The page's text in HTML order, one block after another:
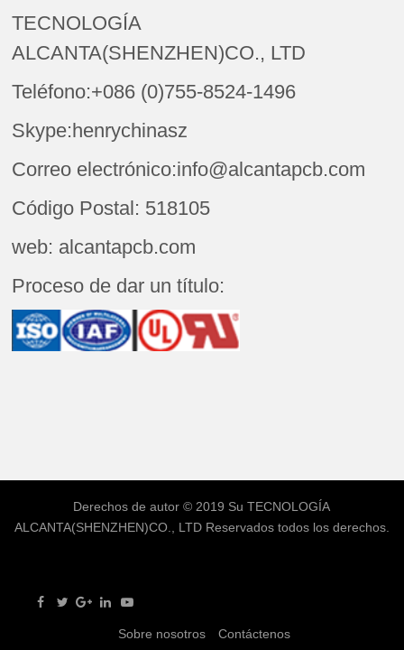
TECNOLOGÍA
ALCANTA(SHENZHEN)CO., LTD
Teléfono:+086 (0)755-8524-1496
Skype:henrychinasz
Correo electrónico:info@alcantapcb.com
Código Postal: 518105
web: alcantapcb.com
Proceso de dar un título:
Derechos de autor © 2019 SuTECNOLOGÍA
ALCANTA(SHENZHEN)CO., LTDReservados todos los derechos.
Sobre nosotros Contáctenos